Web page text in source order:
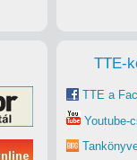
TTE-
TTE a
Youtube-